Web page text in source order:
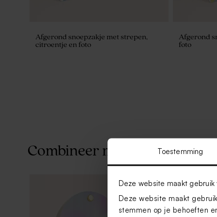
Toestemming
Deze website maakt gebruik
Deze website maakt
stemmen op je behoeften
Afgerond snoepzakje met strepen,
citroentje en foto
Afgerond
foto
Combineer met